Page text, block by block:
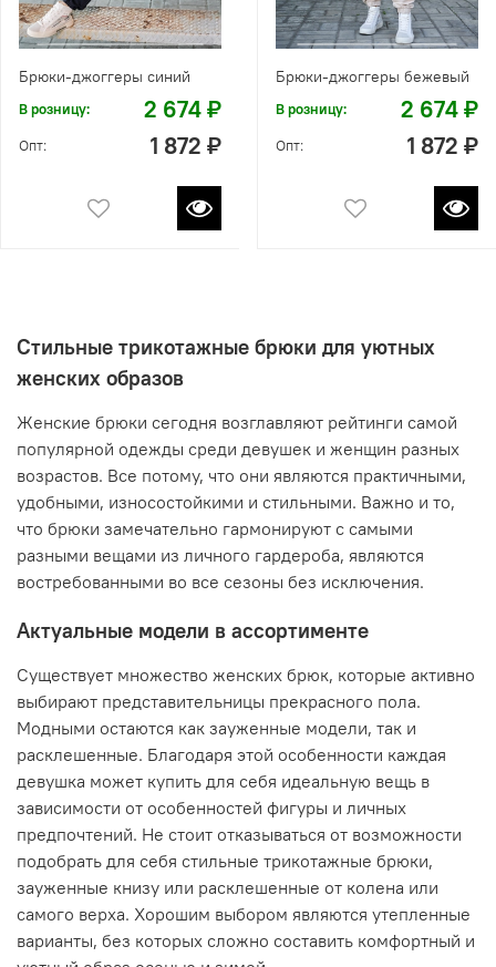
Брюки-джоггеры синий
В розницу: 2 674 ₽
Опт: 1 872 ₽
Брюки-джоггеры бежевый
В розницу: 2 674 ₽
Опт: 1 872 ₽
Стильные трикотажные брюки для уютных
женских образов
Женские брюки сегодня возглавляют рейтинги самой
популярной одежды среди девушек и женщин разных
возрастов. Все потому, что они являются практичными,
удобными, износостойкими и стильными. Важно и то,
что брюки замечательно гармонируют с самыми
разными вещами из личного гардероба, являются
востребованными во все сезоны без исключения.
Актуальные модели в ассортименте
Существует множество женских брюк, которые активно
выбирают представительницы прекрасного пола.
Модными остаются как зауженные модели, так и
расклешенные. Благодаря этой особенности каждая
девушка может купить для себя идеальную вещь в
зависимости от особенностей фигуры и личных
предпочтений. Не стоит отказываться от возможности
подобрать для себя стильные трикотажные брюки,
зауженные книзу или расклешенные от колена или
самого верха. Хорошим выбором являются утепленные
варианты, без которых сложно составить комфортный и